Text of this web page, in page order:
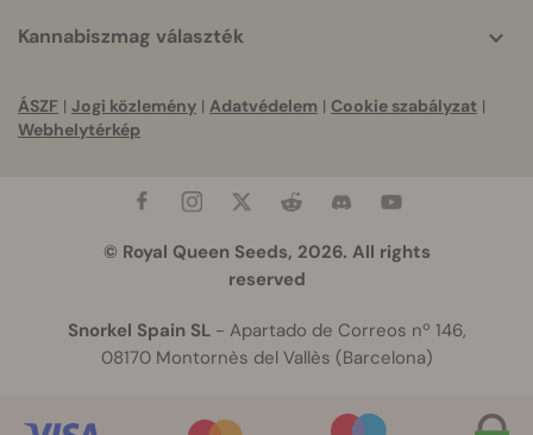
Kannabiszmag választék
ÁSZF | Jogi közlemény | Adatvédelem | Cookie szabályzat |
Webhelytérkép
© Royal Queen Seeds, 2026. All rights
reserved
Snorkel Spain SL- Apartado de Correos nº 146,
08170 Montornès del Vallès (Barcelona)